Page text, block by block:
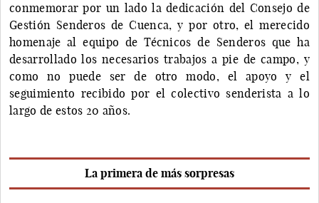
conmemorar por un lado la dedicación del Consejo de
Gestión Senderos de Cuenca, y por otro, el merecido
homenaje al equipo de Técnicos de Senderos que ha
desarrollado los necesarios trabajos a pie de campo, y
como no puede ser de otro modo, el apoyo y el
seguimiento recibido por el colectivo senderista a lo
largo de estos 20 años.
La primera de más sorpresas